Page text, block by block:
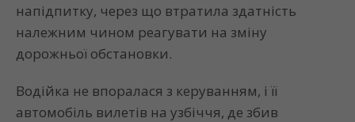
напідпитку, через що втратила здатність
належним чином реагувати на зміну
дорожньої обстановки.
Водійка не впоралася з керуванням, і її
автомобіль вилетів на узбіччя, де збив